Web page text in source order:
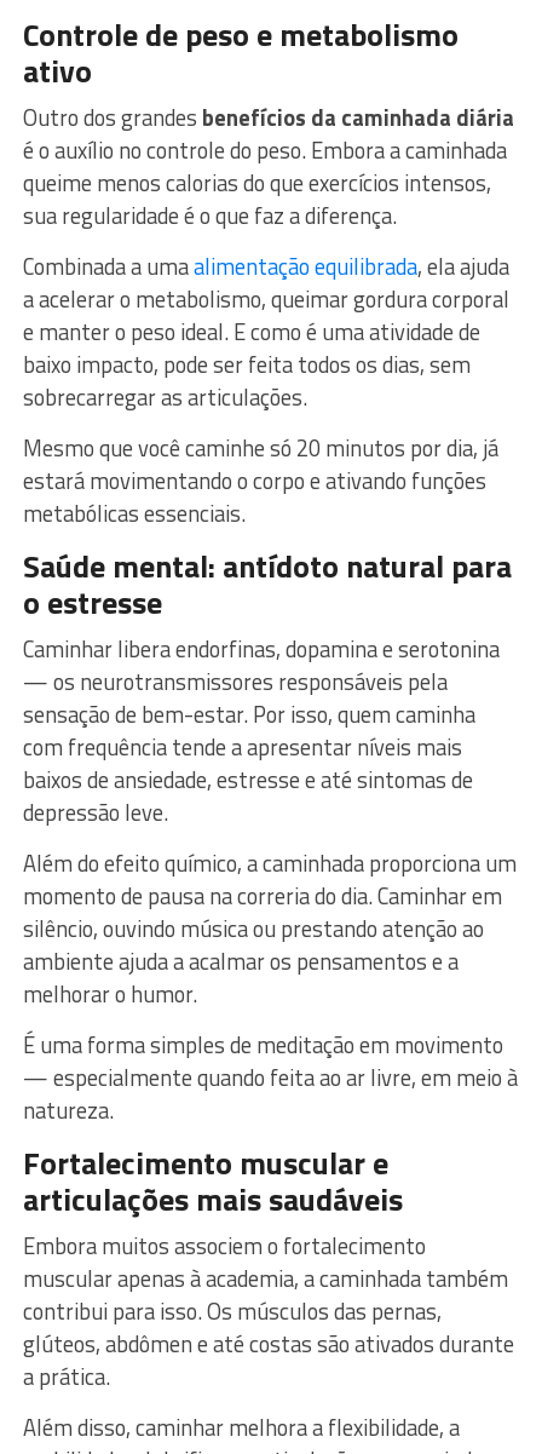
Controle de peso e metabolismo
ativo
Outro dos grandes benefícios da caminhada diária
é o auxílio no controle do peso. Embora a caminhada
queime menos calorias do que exercícios intensos,
sua regularidade é o que faz a diferença.
Combinada a umaalimentação equilibrada, ela ajuda
a acelerar o metabolismo, queimar gordura corporal
e manter o peso ideal. E como é uma atividade de
baixo impacto, pode ser feita todos os dias, sem
sobrecarregar as articulações.
Mesmo que você caminhe só 20 minutos por dia, já
estará movimentando o corpo e ativando funções
metabólicas essenciais.
Saúde mental: antídoto natural para
o estresse
Caminhar libera endorfinas, dopamina e serotonina
— os neurotransmissores responsáveis pela
sensação de bem-estar. Por isso, quem caminha
com frequência tende a apresentar níveis mais
baixos de ansiedade, estresse e até sintomas de
depressão leve.
Além do efeito químico, a caminhada proporciona um
momento de pausa na correria do dia. Caminhar em
silêncio, ouvindo música ou prestando atenção ao
ambiente ajuda a acalmar os pensamentos e a
melhorar o humor.
É uma forma simples de meditação em movimento
— especialmente quando feita ao ar livre, em meio à
natureza.
Fortalecimento muscular e
articulações mais saudáveis
Embora muitos associem o fortalecimento
muscular apenas à academia, a caminhada também
contribui para isso. Os músculos das pernas,
glúteos, abdômen e até costas são ativados durante
a prática.
Além disso, caminhar melhora a flexibilidade, a